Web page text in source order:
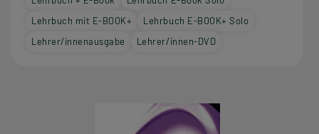
Lehrbuch mit E-BOOK+
Lehrbuch E-BOOK+ Solo
Lehrer/innenausgabe
Lehrer/innen-DVD